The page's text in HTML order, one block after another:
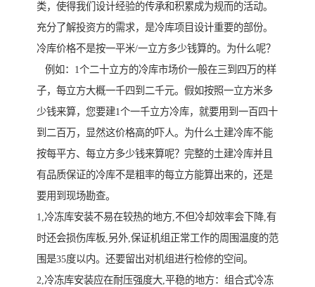
类，使得我们设计经验的传承和积累成为规而的活动。
充分了解投资方的需求，是冷库项目设计重要的部份。
冷库价格不是按一平米/一立方多少钱算的。为什么呢？
例如：1个二十立方的冷库市场价一般在三到四万的样
子，每立方大概一千四到二千元。假如按照一立方米多
少钱来算，您要建1个一千立方冷库，就要用到一百四十
到二百万，显然这价格高的吓人。为什么土建冷库不能
按每平方、每立方多少钱来算呢？完整的土建冷库并且
有品质保证的冷库不是粗率的每立方能算出来的，还是
要用到现场勘查。
1,冷冻库安装不易在较热的地方,不但冷却效率会下降,有
时还会损伤库板,另外,保证机组正常工作的周围温度的范
围是35度以内。还要留出对机组进行检修的空间。
2,冷冻库安装应在耐压强度大,平稳的地方：组合式冷冻